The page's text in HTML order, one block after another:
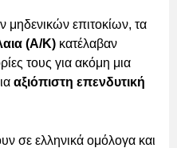
μηδενικών επιτοκίων, τα
(Α/Κ) κατέλαβαν
τους για ακόμη μια
αξιόπιστη επενδυτική
σε ελληνικά ομόλογα και